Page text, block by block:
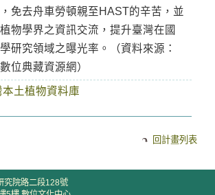
免去舟車勞頓親至HAST的辛苦，並
物學界之資訊交流，提升臺灣在國
研究領域之曝光率。（資料來源：
位典藏資源網）
本土植物資料庫
回計畫列表
究院路二段128號